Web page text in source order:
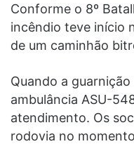
Conforme o 8º
incêndio teve início
de um caminhão
Quando a
ambulância ASU-
atendimento. Os
rodovia no